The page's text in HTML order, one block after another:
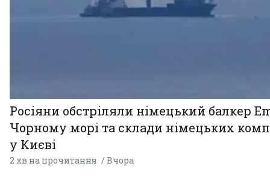
Росіяни обстріляли німецький балкер
Чорному морі та склади німецьких
у Києві
2 хв на прочитання Вчора